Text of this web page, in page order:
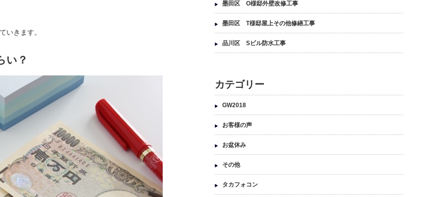
いきます。
い？
墨田区 O様邸外壁改修工事
墨田区 T様邸屋上その他修繕工事
品川区 Sビル防水工事
カテゴリー
GW2018
お客様の声
お盆休み
その他
タカフォコン